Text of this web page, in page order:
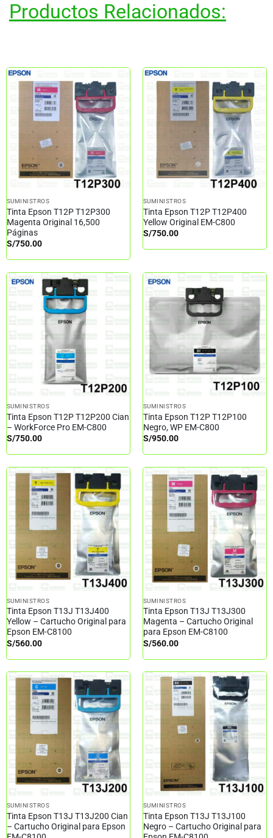
Productos Relacionados:
SUMINISTROS
Tinta Epson T12P T12P300
Magenta Original 16,500
Páginas
S/750.00
SUMINISTROS
Tinta Epson T12P T12P400
Yellow Original EM-C800
S/750.00
SUMINISTROS
Tinta Epson T12P T12P200 Cian
– WorkForce Pro EM-C800
S/750.00
SUMINISTROS
Tinta Epson T12P T12P100
Negro, WP EM-C800
S/950.00
SUMINISTROS
Tinta Epson T13J T13J400
Yellow – Cartucho Original para
Epson EM-C8100
S/560.00
SUMINISTROS
Tinta Epson T13J T13J300
Magenta – Cartucho Original
para Epson EM-C8100
S/560.00
SUMINISTROS
Tinta Epson T13J T13J200 Cian
– Cartucho Original para Epson
SUMINISTROS
Tinta Epson T13J T13J100
Negro – Cartucho Original para